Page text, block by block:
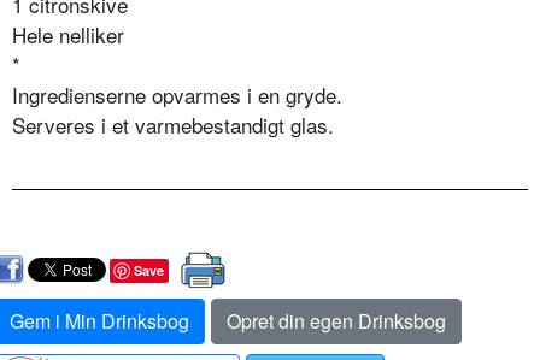
Hele nelliker
*
Ingredienserne opvarmes i en gryde.
Serveres i et varmebestandigt glas.
Save
Gem i Min Drinksbog
Opret din egen Drinksbog